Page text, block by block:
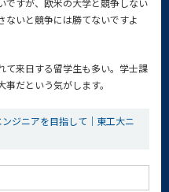
ですが、欧米の大学と競争しない
ないと競争には勝てないですよ
て来日する留学生も多い。学士課
だという気がします。
ジニアを目指して｜東工大ニ